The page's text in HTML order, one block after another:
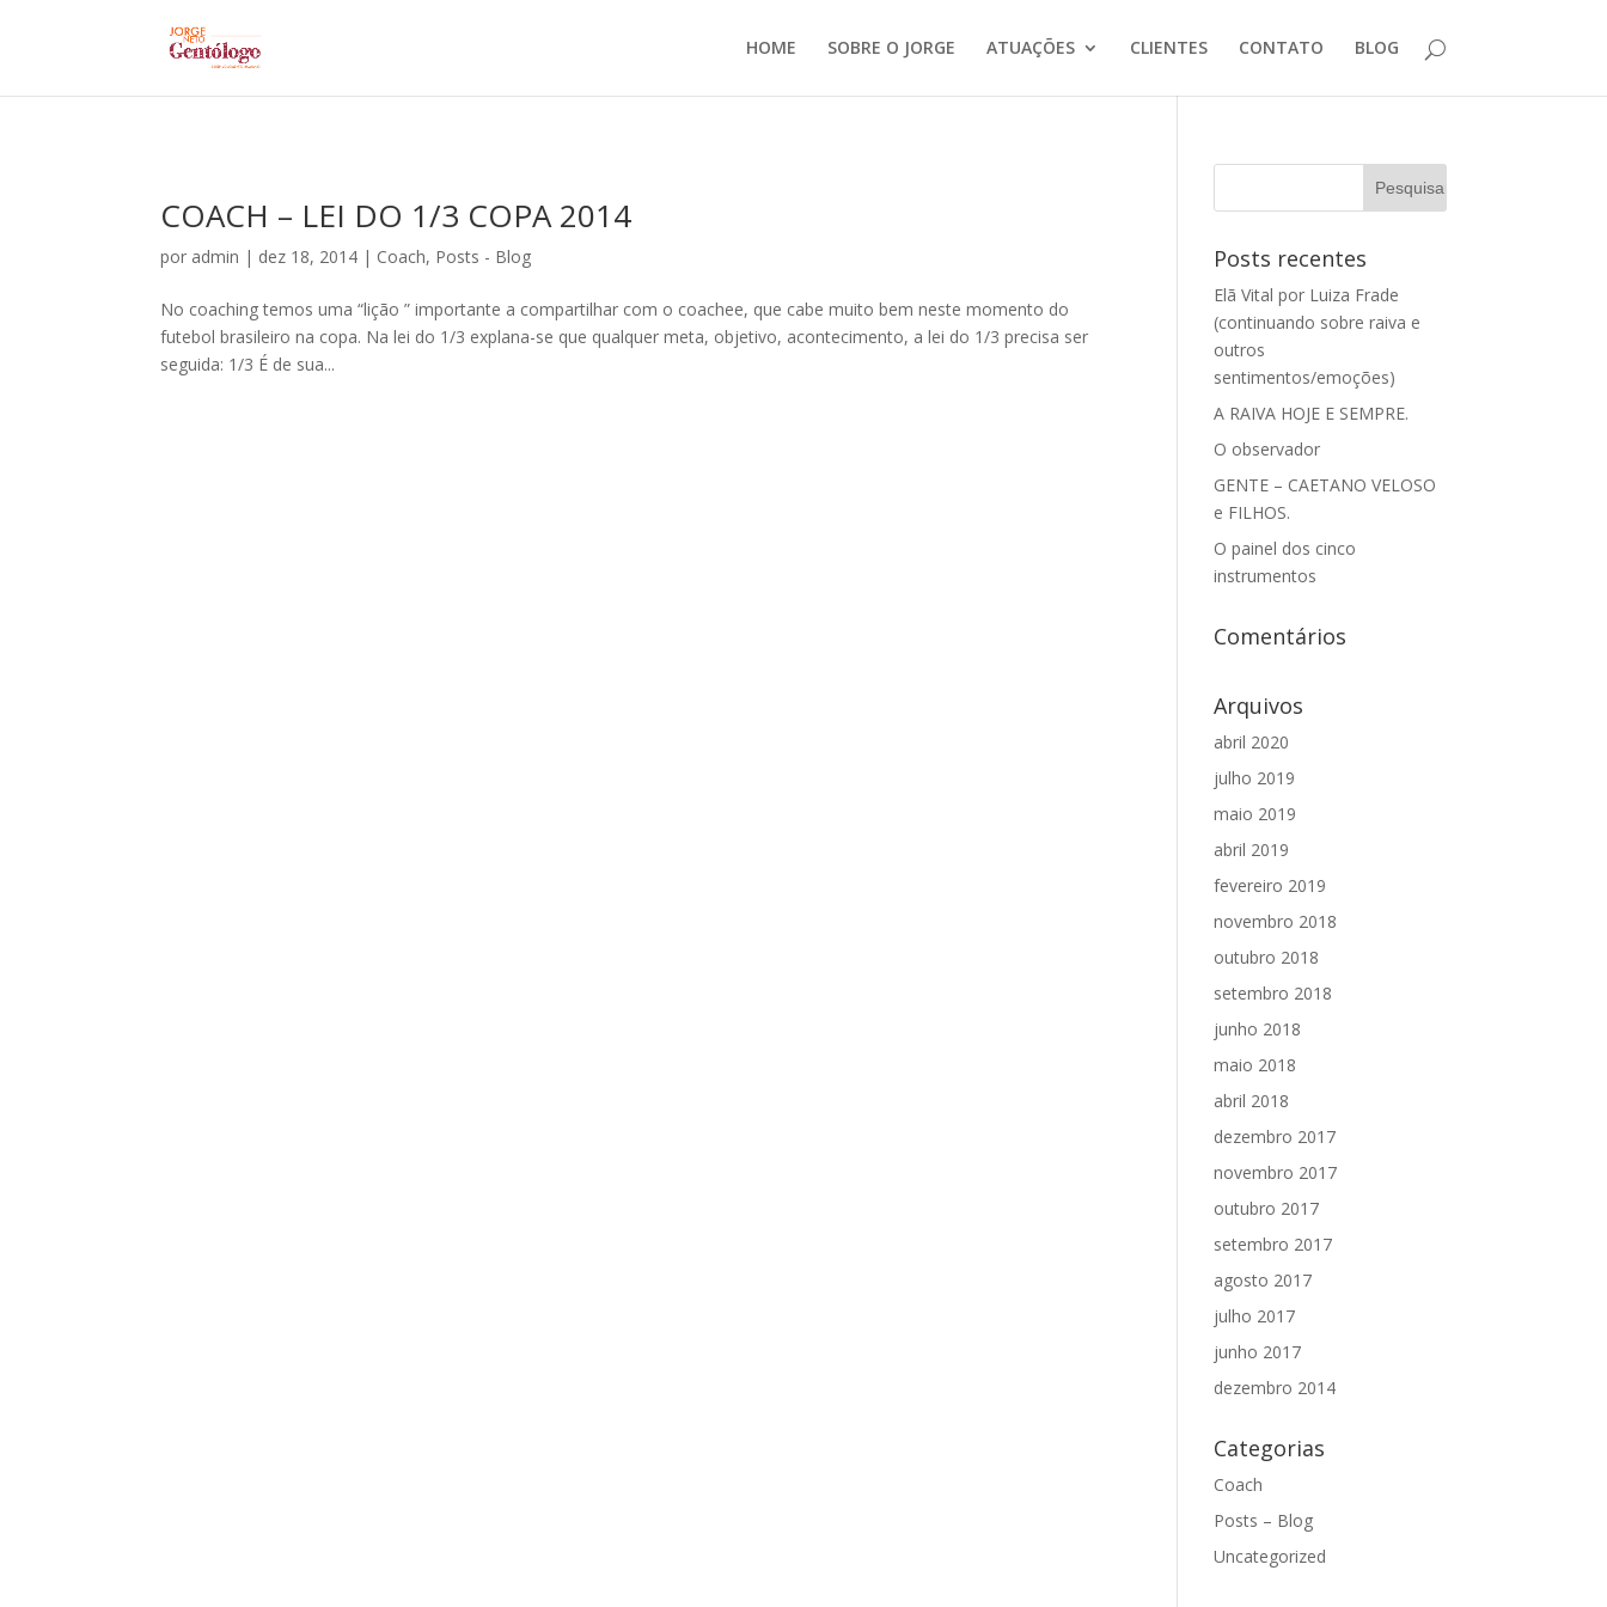
HOME SOBRE O JORGE ATUAÇÕES CLIENTES CONTATO BLOG
COACH – LEI DO 1/3 COPA 2014
por admin | dez 18, 2014 | Coach, Posts - Blog
No coaching temos uma “lição ” importante a compartilhar com o coachee, que cabe muito bem neste momento do
futebol brasileiro na copa. Na lei do 1/3 explana-se que qualquer meta, objetivo, acontecimento, a lei do 1/3 precisa ser
seguida: 1/3 É de sua...
Posts recentes
Elã Vital por Luiza Frade
(continuando sobre raiva e
outros
sentimentos/emoções)
A RAIVA HOJE E SEMPRE.
O observador
GENTE – CAETANO VELOSO
e FILHOS.
O painel dos cinco
instrumentos
Comentários
Arquivos
abril 2020
julho 2019
maio 2019
abril 2019
fevereiro 2019
novembro 2018
outubro 2018
setembro 2018
junho 2018
maio 2018
abril 2018
dezembro 2017
novembro 2017
outubro 2017
setembro 2017
agosto 2017
julho 2017
junho 2017
dezembro 2014
Categorias
Coach
Posts – Blog
Uncategorized